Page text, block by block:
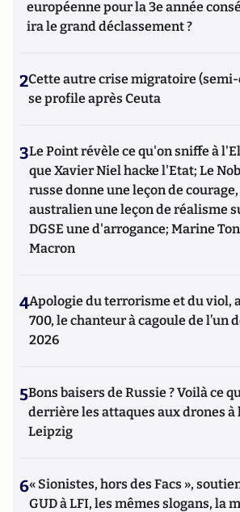
européenne pour la 3e année
ira le grand déclassement ?
2Cette autre crise migratoire
se profile après Ceuta
3Le Point révèle ce qu'on sniffe à
que Xavier Niel hacke l'Etat; Le
russe donne une leçon de
australien une leçon de réalisme
DGSE une d'arrogance; Marine
Macron
4Apologie du terrorisme et du viol,
700, le chanteur à cagoule de l’un
2026
5Bons baisers de Russie ? Voilà ce
derrière les attaques aux drones
Leipzig
6« Sionistes, hors des Facs »,
GUD à LFI, les mêmes slogans, la